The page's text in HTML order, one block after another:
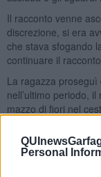
Personal
Il racconto venne
discrezione, si era
che stava sfogando
continuare il racconto.
La ragazza proseguì
nell’ultimo periodo,
mazzo di fiori nel
so il giorno del
invito a comprarti